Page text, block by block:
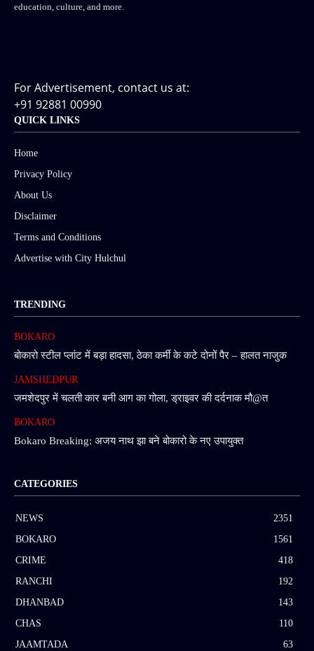
education, culture, and more.
For Advertisement, contact us at:
+91 92881 00990
QUICK LINKS
Home
Privacy Policy
About Us
Disclaimer
Terms and Conditions
Advertise with City Hulchul
TRENDING
BOKARO
बोकारो स्टील प्लांट में बड़ा हादसा, ठेका कर्मी के कटे दोनों पैर – हालत नाजुक
JAMSHEDPUR
जमशेदपुर में चलती कार बनी आग का गोला, ड्राइवर की दर्दनाक मौ@त
BOKARO
Bokaro Breaking: अजय नाथ झा बने बोकारो के नए उपायुक्त
CATEGORIES
NEWS
2351
BOKARO
1561
CRIME
418
RANCHI
192
DHANBAD
143
CHAS
110
JAAMTADA
63